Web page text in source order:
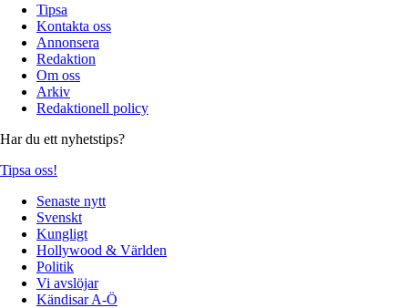
Tipsa
Kontakta oss
Annonsera
Redaktion
Om oss
Arkiv
Redaktionell policy
Har du ett nyhetstips?
Tipsa oss!
Senaste nytt
Svenskt
Kungligt
Hollywood & Världen
Politik
Vi avslöjar
Kändisar A-Ö